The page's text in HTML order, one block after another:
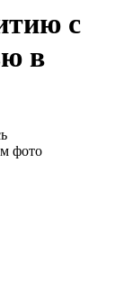
с
в
фото